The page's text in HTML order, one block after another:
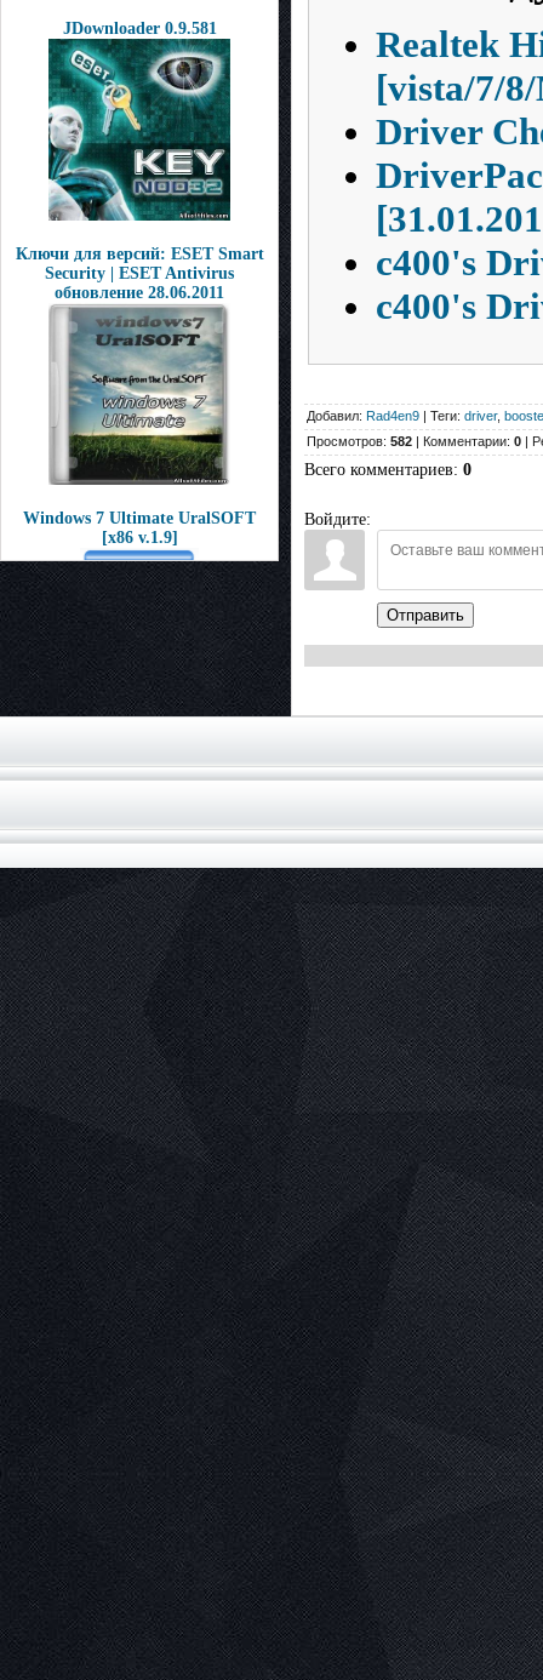
JDownloader 0.9.581
Ключи для версий: ESET Smart
Security | ESET Antivirus
обновление 28.06.2011
Windows 7 Ultimate UralSOFT
[x86 v.1.9]
Realtek
[vista/7/
Driver
c400's
c400's
Добавил: Rad4en9 | Теги: driver,
Просмотров: 582 | Комментарии: 0 |
Всего комментариев: 0
Войдите:
Отправить